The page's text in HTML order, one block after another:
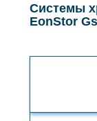
Системы
EonStor